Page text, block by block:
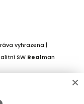
vyhrazena |
SW Realman
×